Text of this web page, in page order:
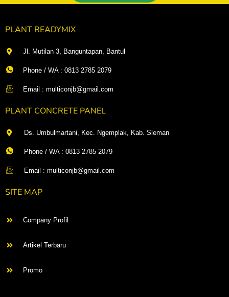
PLANT READYMIX
Jl. Mutilan 3, Banguntapan, Bantul
Phone / WA : 0813 2785 2079
Email : multiconjb@gmail.com
PLANT CONCRETE PANEL
Ds. Umbulmartani, Kec. Ngemplak, Kab. Sleman
Phone / WA : 0813 2785 2079
Email : multiconjb@gmail.com
SITE MAP
Company Profil
Artikel Terbaru
Promo